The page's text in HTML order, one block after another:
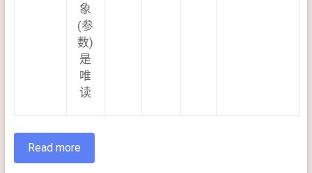
象
(参
数)
是
唯
读
Read more